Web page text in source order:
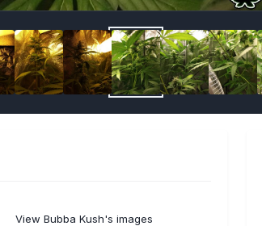
View Bubba Kush's images